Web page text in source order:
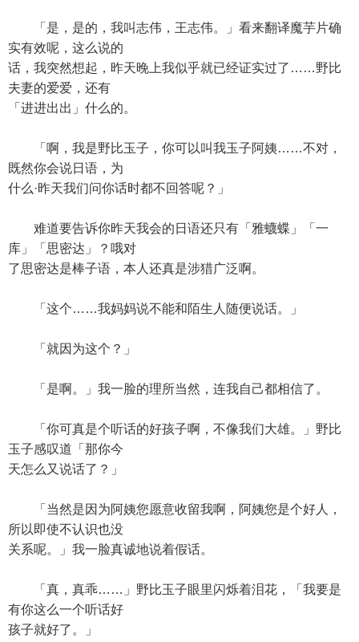
「是，是的，我叫志伟，王志伟。」看来翻译魔芋片确
实有效呢，这么说的
话，我突然想起，昨天晚上我似乎就已经证实过了……野比
夫妻的爱爱，还有
「进进出出」什么的。
「啊，我是野比玉子，你可以叫我玉子阿姨……不对，
既然你会说日语，为
什么·昨天我们问你话时都不回答呢？」
难道要告诉你昨天我会的日语还只有「雅蠛蝶」「一
库」「思密达」？哦对
了思密达是棒子语，本人还真是涉猎广泛啊。
「这个……我妈妈说不能和陌生人随便说话。」
「就因为这个？」
「是啊。」我一脸的理所当然，连我自己都相信了。
「你可真是个听话的好孩子啊，不像我们大雄。」野比
玉子感叹道「那你今
天怎么又说话了？」
「当然是因为阿姨您愿意收留我啊，阿姨您是个好人，
所以即使不认识也没
关系呢。」我一脸真诚地说着假话。
「真，真乖……」野比玉子眼里闪烁着泪花，「我要是
有你这么一个听话好
孩子就好了。」